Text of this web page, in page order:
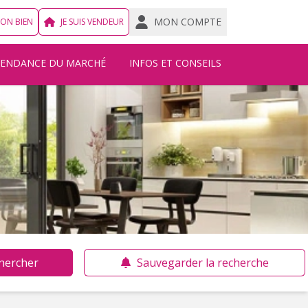
BIEN JE SUIS VENDEUR MON COMPTE
DU MARCHÉ INFOS ET CONSEILS
Sauvegarder la recherche